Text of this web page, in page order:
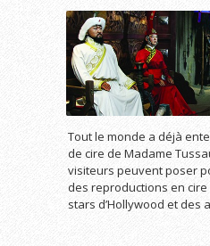
Tout le monde a déjà
de cire de Madame
visiteurs peuvent poser
des reproductions en cire
stars d’Hollywood et des